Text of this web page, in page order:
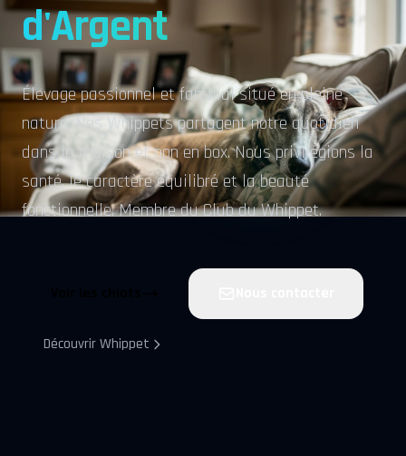
d'Argent
Élevage passionnel et familial situé en pleine
nature. Nos Whippets partagent notre quotidien
dans la maison et non en box. Nous privilégions la
santé, le caractère équilibré et la beauté
fonctionnelle. Membre du Club du Whippet.
Découvrir Whippet